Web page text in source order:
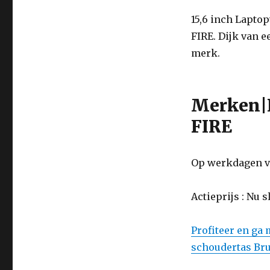
15,6 inch
FIRE. Dijk van
merk.
FIRE
Op werkdagen
Actieprijs : Nu
Profiteer en ga
schoudertas